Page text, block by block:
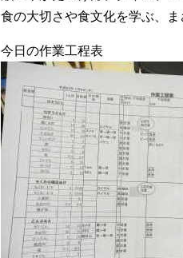
食の大切さや食文化を学ぶ、ま
今日の作業工程表